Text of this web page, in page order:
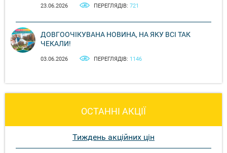
23.06.2026 ПЕРЕГЛЯДІВ: 721
ДОВГООЧІКУВАНА НОВИНА, НА ЯКУ ВСІ ТАК
ЧЕКАЛИ!
03.06.2026 ПЕРЕГЛЯДІВ: 1146
ОСТАННІ АКЦІЇ
Тиждень акційних цін